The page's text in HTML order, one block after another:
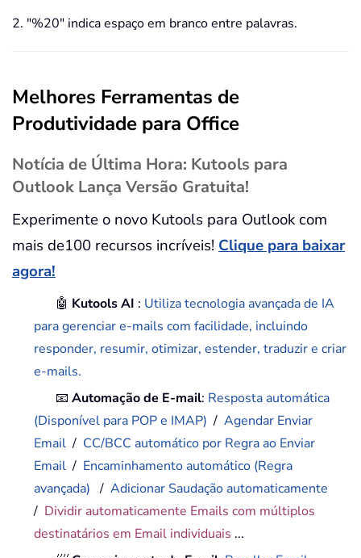
2. "%20" indica espaço em branco entre palavras.
Melhores Ferramentas de
Produtividade para Office
Notícia de Última Hora: Kutools para
Outlook Lança Versão Gratuita!
Experimente o novo Kutools para Outlook com
mais de100 recursos incríveis! Clique para baixar
agora!
🤖 Kutools AI : Utiliza tecnologia avançada de IA
para gerenciar e-mails com facilidade, incluindo
responder, resumir, otimizar, estender, traduzir e criar
e-mails.
📧Automação de E-mail: Resposta automática
(Disponível para POP e IMAP) /Agendar Enviar
Email / CC/BCC automático por Regra ao Enviar
Email / Encaminhamento automático (Regra
avançada) /Adicionar Saudação automaticamente
/ Dividir automaticamente Emails com múltiplos
destinatários em Email individuais ...